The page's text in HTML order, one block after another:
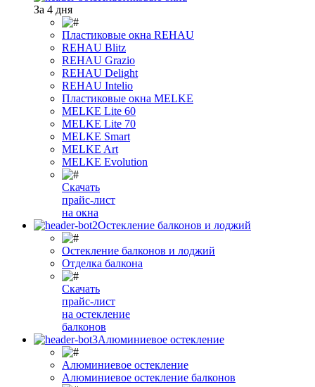
За 4 дня
Пластиковые окна REHAU
REHAU Blitz
REHAU Grazio
REHAU Delight
REHAU Intelio
Пластиковые окна MELKE
MELKE Lite 60
MELKE Lite 70
MELKE Smart
MELKE Art
MELKE Evolution
Скачать
прайс-лист
на окна
Остекление балконов и лоджий
Остекление балконов и лоджий
Отделка балкона
Скачать
прайс-лист
на остекление
балконов
Алюминиевое остекление
Алюминиевое остекление
Алюминиевое остекление балконов